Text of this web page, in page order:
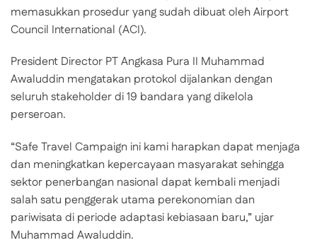
memasukkan prosedur yang sudah dibuat oleh Airport
Council International (ACI).
President Director PT Angkasa Pura II Muhammad
Awaluddin mengatakan protokol dijalankan dengan
seluruh stakeholder di 19 bandara yang dikelola
perseroan.
“Safe Travel Campaign ini kami harapkan dapat menjaga
dan meningkatkan kepercayaan masyarakat sehingga
sektor penerbangan nasional dapat kembali menjadi
salah satu penggerak utama perekonomian dan
pariwisata di periode adaptasi kebiasaan baru,” ujar
Muhammad Awaluddin.